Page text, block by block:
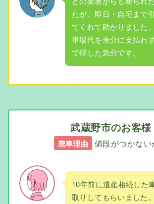
たが、即日・自宅まで
てくれて助かりました
車場代を余分に支払わ
で得した気分です。
武蔵野市のお客様
廃車理由 値段がつかない
10年前に遺産相続した
取りしてもらいました